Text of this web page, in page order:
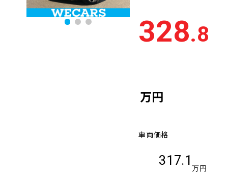
328.8
万円
車両価格
317.1
万円